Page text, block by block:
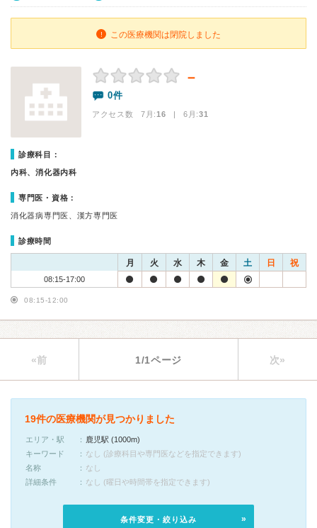
この医療機関は閉院しました
－
0件
アクセス数 7月:16 | 6月:31
診療科目：
内科、消化器内科
専門医・資格：
消化器病専門医、漢方専門医
診療時間
月 火 水 木 金 土 日 祝
08:15-17:00
08:15-12:00
«前 1/1ページ 次»
19件の医療機関が見つかりました
エリア・駅
鹿児駅 (1000m)
キーワード
なし (診療科目や専門医などを指定できます)
名称
なし
詳細条件
なし (曜日や時間帯を指定できます)
条件変更・絞り込み